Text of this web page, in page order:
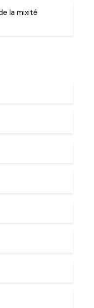
la mixité